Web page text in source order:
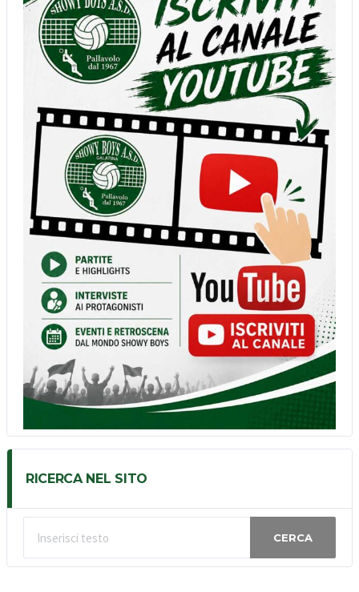
RICERCA NEL SITO
CERCA